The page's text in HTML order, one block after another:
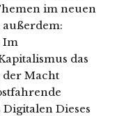
im neuen
Im
das
der Macht
Dieses